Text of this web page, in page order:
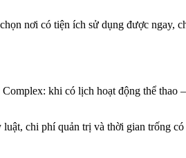
nơi có tiện ích sử dụng được ngay,
khi có lịch hoạt động thể thao
chi phí quản trị và thời gian trống